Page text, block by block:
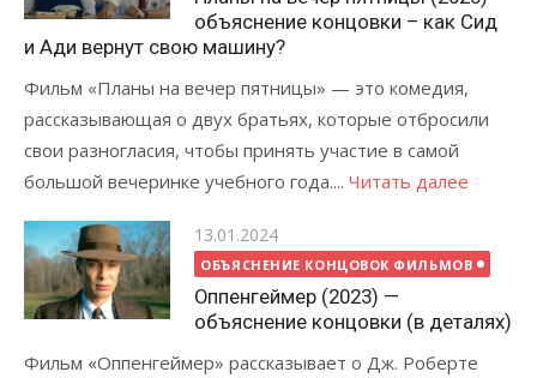
объяснение концовки – как Сид
и Ади вернут свою машину?
Фильм «Планы на вечер пятницы» — это комедия,
рассказывающая о двух братьях, которые отбросили
свои разногласия, чтобы принять участие в самой
большой вечеринке учебного года.... Читать далее
Posted
on
13.01.2024
ОБЪЯСНЕНИЕ КОНЦОВОК ФИЛЬМОВ
Оппенгеймер (2023) —
объяснение концовки (в деталях)
Фильм «Оппенгеймер» рассказывает о Дж. Роберте